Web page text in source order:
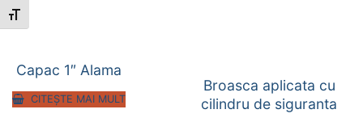
Toggle Font size
Capac 1″ Alama
CITEȘTE MAI MULT
Broasca aplicata cu
cilindru de siguranta